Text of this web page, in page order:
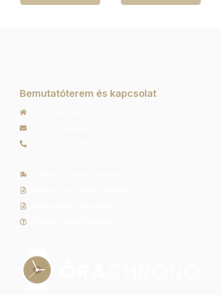
Bemutatóterem és kapcsolat